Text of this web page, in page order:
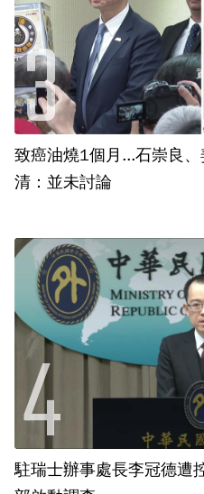
致癌油燒1個月...石崇良、姜至
清：並未討論
駐瑞士辦事處長李冠德遭